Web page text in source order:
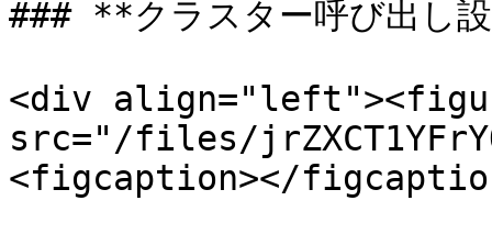
### **クラスター呼び出し
<div
src="/files/
<figcaption></